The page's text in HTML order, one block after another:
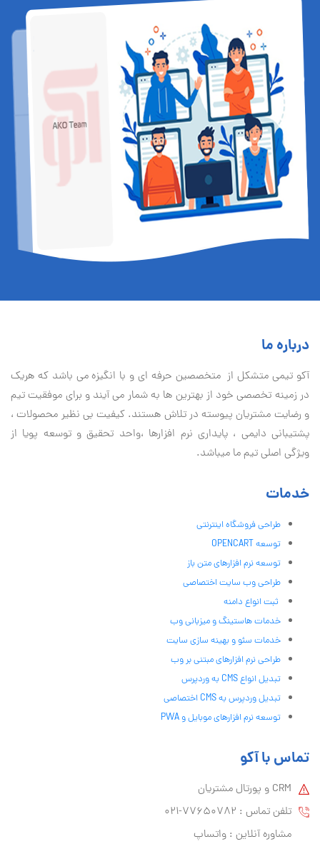
درباره ما
آكو تيمی متشکل از متخصصین حرفه ای و با انگیزه می باشد که هریک
در زمینه تخصصی خود از بهترین ها به شمار می آیند و برای موفقیت تيم
و رضایت مشتریان پیوسته در تلاش هستند. کیفیت بی نظير محصولات ،
پشتیبانی دايمی ، پایداری نرم افزارها ،واحد تحقیق و توسعه پویا از
ویژگی اصلی تیم ما میباشد.
خدمات
طراحی فروشگاه اینترنتی
توسعه OPENCART
توسعه نرم افزارهای متن باز
طراحی وب سایت اختصاصی
ثبت انواع دامنه
خدمات هاستینگ و میزبانی وب
خدمات سئو و بهینه سازی سایت
طراحی نرم افزارهای مبتنی بر وب
تبدیل انواع CMS به وردپرس
تبدیل وردپرس به CMS اختصاصی
توسعه نرم افزارهای موبایل و PWA
تماس با آکو
CRM و پورتال مشتریان
تلفن تماس :‌ 77650782-021
مشاوره آنلاین : واتساپ